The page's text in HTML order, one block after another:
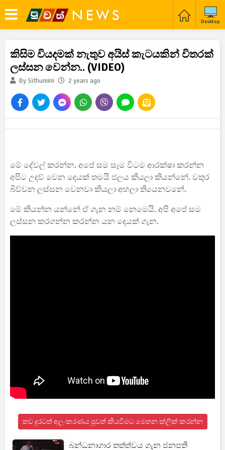
Desktop
කිසිම වියදමක් නැතුව අයිස් කැටයකින් විතරක්
ලස්සන වෙන්න.. (VIDEO)
By Sithumini 2 years ago
මේ දේවල් කරන්න. අපේ සම සෑම විටම ආරක්ෂා කරන්න
අපිට උදව් වෙන දෙයක් තමයි ජලය කියලා කියන්නේ. වතුර
බිව්වන ලස්සන වෙනවා කියලා අහලා තියෙනවනේ.
මේ කියන්න යන්නේ ඒ ගැන නම් නෙමෙයි. අපි අපේ සම
ලස්සන කරගන්න කරන්න යන දෙයක් ගැන.
තව දුරටත් අලංකරණය පුවත් කියවීමට මෙතන ක්ලික් කරන්න
බන්ධනාගාර තත්ත්වය ගැන ජනපති